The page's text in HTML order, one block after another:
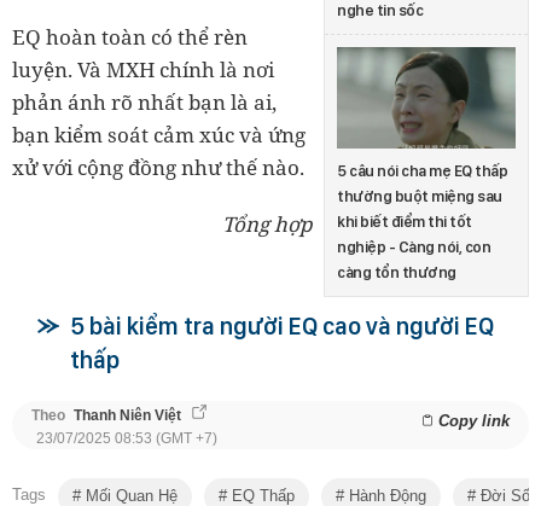
nghe tin sốc
5 câu nói cha mẹ EQ thấp
thường buột miệng sau
khi biết điểm thi tốt
nghiệp - Càng nói, con
càng tổn thương
EQ hoàn toàn có thể rèn
luyện. Và MXH chính là nơi
phản ánh rõ nhất bạn là ai,
bạn kiểm soát cảm xúc và ứng
xử với cộng đồng như thế nào.
Tổng hợp
5 bài kiểm tra người EQ cao và người EQ
thấp
Theo Thanh Niên Việt Copy link
23/07/2025 08:53 (GMT +7)
Tags Mối Quan Hệ EQ Thấp Hành Động Đời